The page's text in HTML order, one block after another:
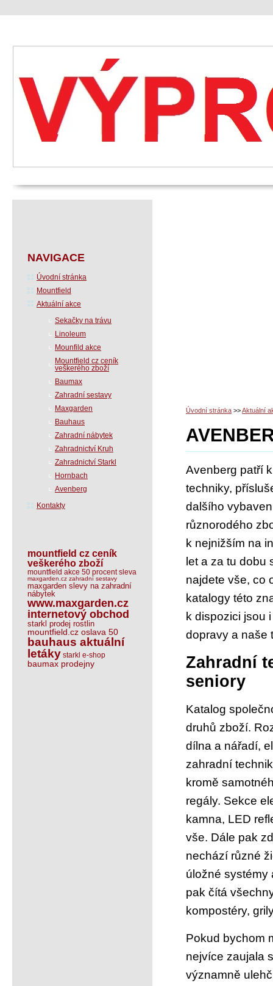
Úvodní stránka >>Aktuální
Avenberg patří
techniky,
dalšího
různorodého
k nejnižším na
let a za tu dobu
najdete vše, co
katalogy této
k dispozici jsou
dopravy a naše
Zahradní
seniory
Katalog
druhů zboží.
dílna a nářadí,
zahradní
kromě
regály. Sekce
kamna, LED
vše. Dále pak
nechází různé
úložné systémy
pak čítá
kompostéry,
Pokud bychom
nejvíce zaujala
významně
NAVIGACE
Úvodní stránka
Mountfield
Aktuální akce
Sekačky na trávu
Linoleum
Mounfild akce
Mountfield cz ceník
veškerého zboží
Baumax
Zahradní sestavy
Maxgarden
Bauhaus
Zahradní nábytek
Zahradnictví Kruh
Zahradnictví Starkl
Hornbach
Avenberg
Kontakty
mountfield cz ceník
veškerého zboží
mountfield akce 50 procent sleva
maxgarden.cz zahradní sestavy
maxgarden slevy na zahradní
nábytek
www.maxgarden.cz
internetový obchod
starkl prodej rostlin
mountfield.cz oslava 50
bauhaus aktuální
letáky starkl e-shop
baumax prodejny